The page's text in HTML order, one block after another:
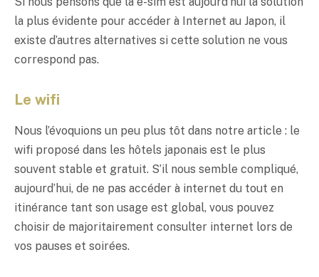
la plus évidente pour accéder à Internet au Japon, il
existe d’autres alternatives si cette solution ne vous
correspond pas.
Le wifi
Nous l’évoquions un peu plus tôt dans notre article : le
wifi proposé dans les hôtels japonais est le plus
souvent stable et gratuit. S’il nous semble compliqué,
aujourd’hui, de ne pas accéder à internet du tout en
itinérance tant son usage est global, vous pouvez
choisir de majoritairement consulter internet lors de
vos pauses et soirées.